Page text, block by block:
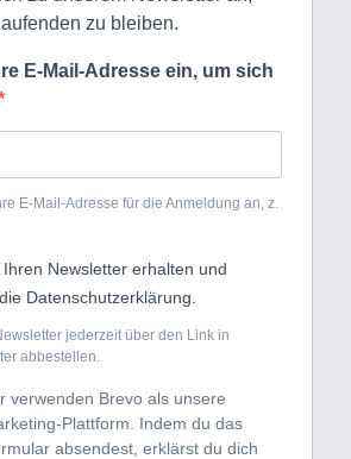
zu bleiben.
E-Mail-Adresse ein, um sich
E-Mail-Adresse für die Anmeldung an, z.
Newsletter erhalten und
Datenschutzerklärung.
jederzeit über den Link in
abbestellen.
verwenden Brevo als unsere
Plattform. Indem du das
absendest, erklärst du dich